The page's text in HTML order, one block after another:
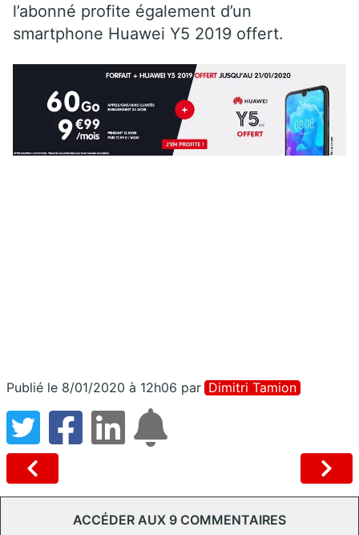
l’abonné profite également d’un
smartphone Huawei Y5 2019 offert.
Publié le 8/01/2020 à 12h06 par Dimitri Tamion
ACCÉDER AUX 9 COMMENTAIRES